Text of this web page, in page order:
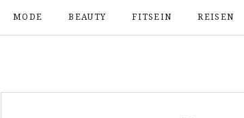
MODE BEAUTY FITSEIN REISEN